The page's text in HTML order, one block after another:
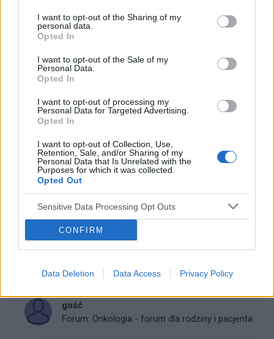
I want to opt-out of the Sharing of my
personal data.
Opted In
I want to opt-out of the Sale of my
Personal Data.
Opted In
I want to opt-out of processing my
Personal Data for Targeted Advertising.
Opted In
I want to opt-out of Collection, Use,
Retention, Sale, and/or Sharing of my
Personal Data that Is Unrelated with the
Purposes for which it was collected.
Opted Out
Sensitive Data Processing Opt Outs
CONFIRM
Data Deletion Data Access Privacy Policy
gość
Forum:
Guz ślinianki podżuchwowej
czekamy już 3 miesiac.wynik biopsji nowotwór o
niepewnym charakterze IVB w systemie milano.prosze
gość
porady
rak krtani diagnoza 04.12.2025 poczatek radioterapi
gość
Forum: Onkologia - forum dla rodziny i pacjenta